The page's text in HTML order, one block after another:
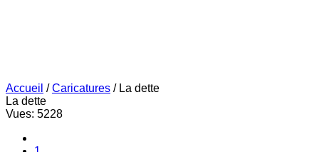
Accueil /Caricatures / La dette
La dette
Vues: 5228